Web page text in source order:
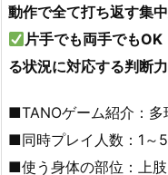
動作で全て打ち返す集
片手でも両手でも
る状況に対応する判断
■TANOゲーム紹介：多
■同時プレイ人数：1～5
■使う身体の部位：上